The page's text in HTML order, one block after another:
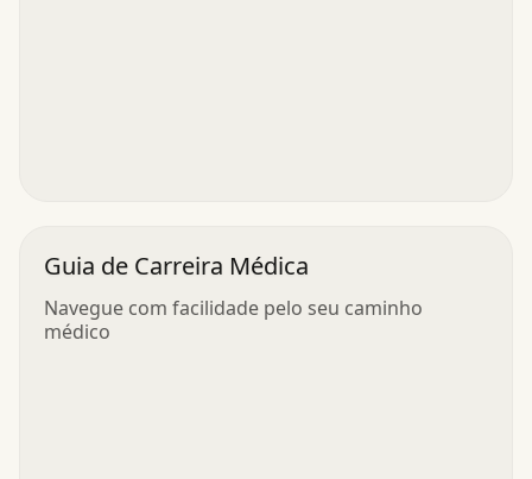
Guia de Carreira Médica
Navegue com facilidade pelo seu caminho
médico